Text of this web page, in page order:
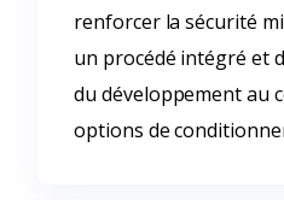
renforcer la sécurité
un procédé intégré et
du développement au
options de